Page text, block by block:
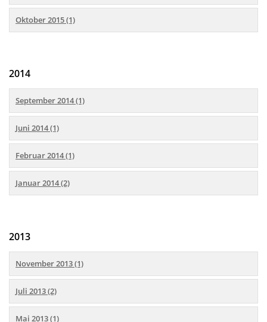
Oktober 2015 (1)
2014
September 2014 (1)
Juni 2014 (1)
Februar 2014 (1)
Januar 2014 (2)
2013
November 2013 (1)
Juli 2013 (2)
Mai 2013 (1)